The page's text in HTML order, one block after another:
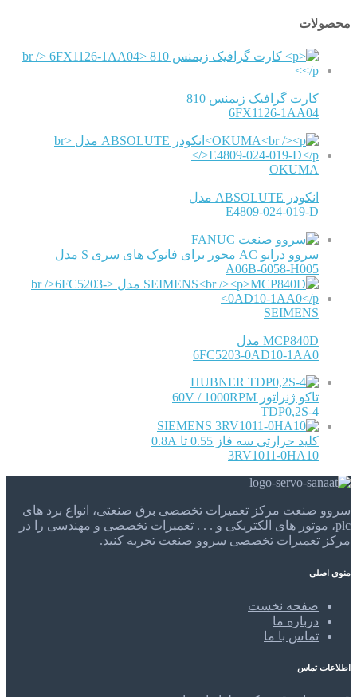
محصولات
کارت گرافیک زیمنس 810
6FX1126-1AA04
OKUMA
انکودر ABSOLUTE مدل
E4809-024-019-D
FANUC
سروو درایو AC محور برای فانوک های سری S مدل
A06B-6058-H005
SEIMENS
MCP840D مدل
6FC5203-0AD10-1AA0
HUBNER
تاکو ژنراتور 60V / 1000RPM
TDP0,2S-4
SIEMENS
کلید حرارتی سه فاز 0.55 تا 0.8A
3RV1011-0HA10
سروو صنعت مرکز تعمیرات تخصصی برق صنعتی، انواع برد های
plc، موتور های الکتریکی و . . . تعمیرات تخصصی و مهندسی را در
مرکز تعمیرات تخصصی سروو صنعت تجربه کنید.
منوی اصلی
صفحه نخست
درباره ما
تماس با ما
اطلاعات تماس